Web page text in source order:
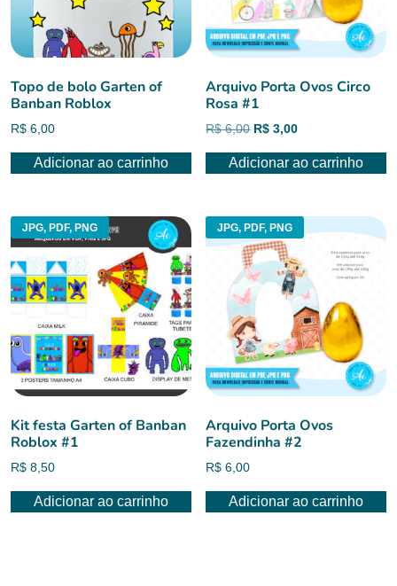
Topo de bolo Garten of
Banban Roblox
R$ 6,00
Adicionar ao carrinho
Arquivo Porta Ovos Circo
Rosa #1
R$6,00 O
original
R$ 3,00O
atual
Adicionar ao carrinho
JPG, PDF, PNG
Kit festa Garten of Banban
Roblox #1
R$ 8,50
Adicionar ao carrinho
JPG, PDF, PNG
Arquivo Porta Ovos
Fazendinha #2
R$ 6,00
Adicionar ao carrinho